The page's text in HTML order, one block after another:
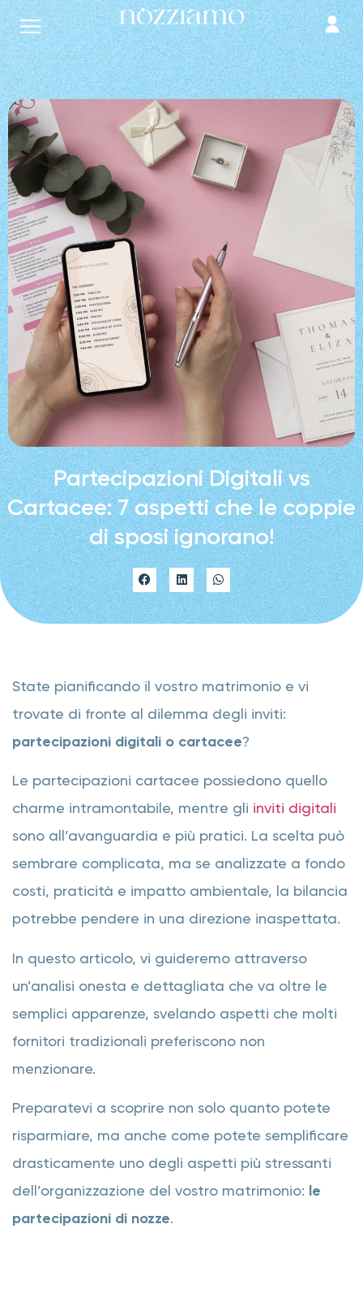
Partecipazioni Digitali vs
Cartacee: 7 aspetti che le coppie
di sposi ignorano!
State pianificando il vostro matrimonio e vi
trovate di fronte al dilemma degli inviti:
partecipazioni digitali o cartacee?
Le partecipazioni cartacee possiedono quello
charme intramontabile, mentre gli inviti digitali
sono all’avanguardia e più pratici. La scelta può
sembrare complicata, ma se analizzate a fondo
costi, praticità e impatto ambientale, la bilancia
potrebbe pendere in una direzione inaspettata.
In questo articolo, vi guideremo attraverso
un’analisi onesta e dettagliata che va oltre le
semplici apparenze, svelando aspetti che molti
fornitori tradizionali preferiscono non
menzionare.
Preparatevi a scoprire non solo quanto potete
risparmiare, ma anche come potete semplificare
drasticamente uno degli aspetti più stressanti
dell’organizzazione del vostro matrimonio: le
partecipazioni di nozze.